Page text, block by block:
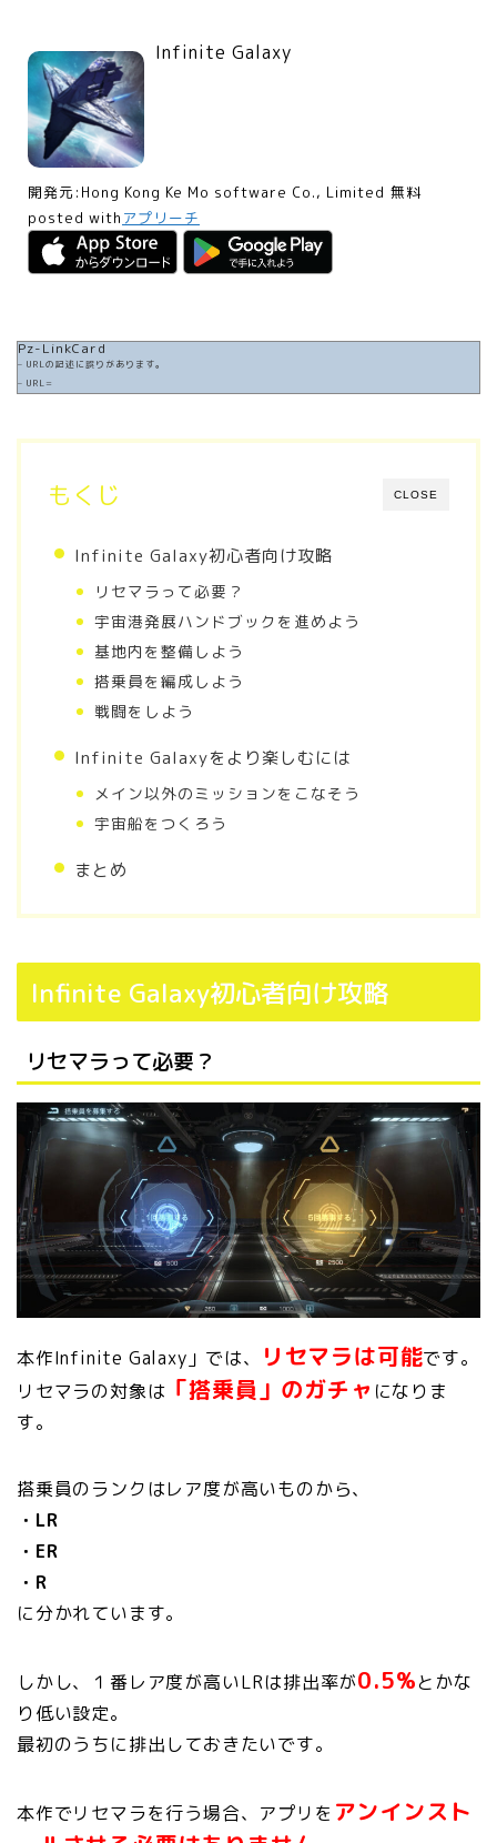
Infinite Galaxy
開発元: Hong Kong Ke Mo software Co., Limited 無料
posted with アプリーチ
Pz-LinkCard
– URLの記述に誤りがあります。
– URL=
CLOSE
もくじ
Infinite Galaxy初心者向け攻略
リセマラって必要？
宇宙港発展ハンドブックを進めよう
基地内を整備しよう
搭乗員を編成しよう
戦闘をしよう
Infinite Galaxyをより楽しむには
メイン以外のミッションをこなそう
宇宙船をつくろう
まとめ
Infinite Galaxy初心者向け攻略
リセマラって必要？
本作Infinite Galaxy」では、 リセマラは可能です。
リセマラの対象は 「搭乗員」のガチャ になりま
す。
搭乗員のランクはレア度が高いものから、
・LR
・ER
・R
に分かれています。
しかし、１番レア度が高いLRは排出率が0.5%とかな
り低い設定。
最初のうちに排出しておきたいです。
本作でリセマラを行う場合、アプリを アンインスト